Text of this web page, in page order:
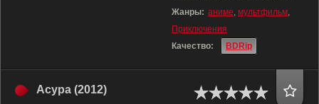
Жанры: аниме, мультфильм,
Приключения
Качество:
BDRip
Асура (2012)